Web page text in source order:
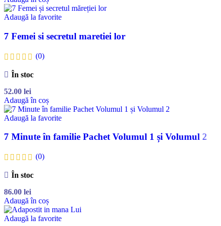
Adaugă la favorite
7 Femei si secretul maretiei lor
(0)
În stoc
52.00 lei
Adaugă în coș
Adaugă la favorite
7 Minute în familie Pachet Volumul 1 și Volumul 2
(0)
În stoc
86.00 lei
Adaugă în coș
Adaugă la favorite